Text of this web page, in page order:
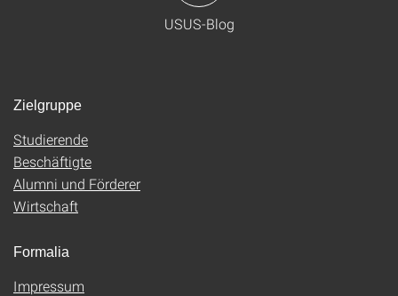
USUS-Blog
Zielgruppe
Studierende
Beschäftigte
Alumni und Förderer
Wirtschaft
Formalia
Impressum